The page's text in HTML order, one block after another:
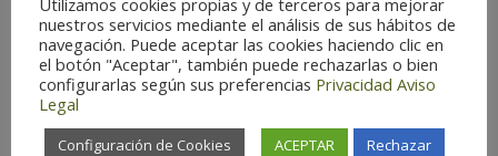
Categories
Alta
Alta Montaña
nuestros servicios mediante el análisis de sus hábitos de
navegación. Puede aceptar las cookies haciendo clic en
el botón "Aceptar", también puede rechazarlas o bien
configurarlas según sus preferencias Privacidad Aviso
Legal
Configuración de Cookies ACEPTAR Rechazar